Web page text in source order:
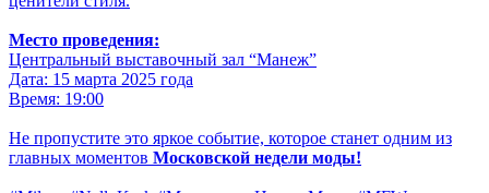
Место проведения:
Центральный выставочный зал “Манеж”
Дата: 15 марта 2025 года
Время: 19:00
Не пропустите это яркое событие, которое станет одним из
главных моментов Московской недели моды!